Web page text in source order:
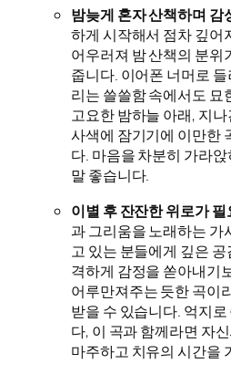
밤늦게 혼자 산책하며 감
하게 시작해서 점차 깊어
어우러져 밤 산책의 분위
줍니다. 이어폰 너머로
리는 쓸쓸함 속에서도 묘
고요한 밤하늘 아래, 지
사색에 잠기기에 이만한
다. 마음을 차분히 가라
말 좋습니다.
이별 후 잔잔한 위로가 필
과 그리움을 노래하는 가
고 있는 분들에게 깊은
격하게 감정을 쏟아내기
어루만져주는 듯한 곡이
받을 수 있습니다. 억지
다, 이 곡과 함께라면 자
마주하고 치유의 시간을